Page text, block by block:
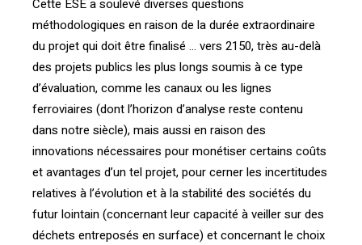
Cette ESE a soulevé diverses questions
méthodologiques en raison de la durée extraordinaire
du projet qui doit être finalisé … vers 2150, très au-delà
des projets publics les plus longs soumis à ce type
d’évaluation, comme les canaux ou les lignes
ferroviaires (dont l’horizon d’analyse reste contenu
dans notre siècle), mais aussi en raison des
innovations nécessaires pour monétiser certains coûts
et avantages d’un tel projet, pour cerner les incertitudes
relatives à l’évolution et à la stabilité des sociétés du
futur lointain (concernant leur capacité à veiller sur des
déchets entreposés en surface) et concernant le choix